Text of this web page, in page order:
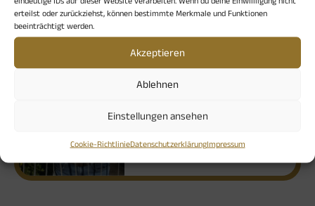
erteilst oder zurückziehst, können bestimmte Merkmale und Funktionen
beeinträchtigt werden.
Akzeptieren
Ablehnen
Einstellungen ansehen
Cookie-RichtlinieDatenschutzerklärungImpressum
Claus Fiedler
Pfarrer im Ruhestand und
Geistlicher Begleiter